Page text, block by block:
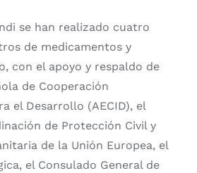
se han realizado cuatro
de medicamentos y
con el apoyo y respaldo de
de Cooperación
el Desarrollo (AECID), el
de Protección Civil y
de la Unión Europea, el
el Consulado General de